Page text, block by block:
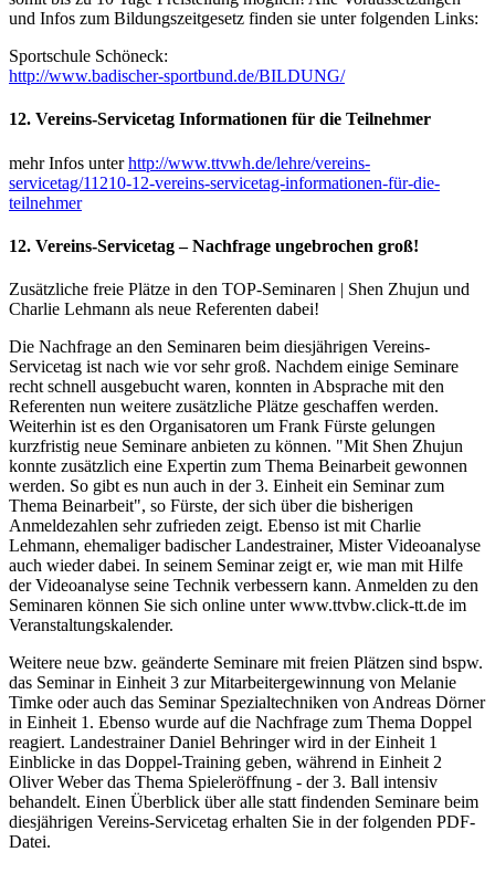
und Infos zum Bildungszeitgesetz finden sie unter folgenden Links:
Sportschule Schöneck:
http://www.badischer-sportbund.de/BILDUNG/
12. Vereins-Servicetag Informationen für die Teilnehmer
mehr Infos unterhttp://www.ttvwh.de/lehre/vereins-
servicetag/11210-12-vereins-servicetag-informationen-für-die-
teilnehmer
12. Vereins-Servicetag – Nachfrage ungebrochen groß!
Zusätzliche freie Plätze in den TOP-Seminaren | Shen Zhujun und
Charlie Lehmann als neue Referenten dabei!
Die Nachfrage an den Seminaren beim diesjährigen Vereins-
Servicetag ist nach wie vor sehr groß. Nachdem einige Seminare
recht schnell ausgebucht waren, konnten in Absprache mit den
Referenten nun weitere zusätzliche Plätze geschaffen werden.
Weiterhin ist es den Organisatoren um Frank Fürste gelungen
kurzfristig neue Seminare anbieten zu können. "Mit Shen Zhujun
konnte zusätzlich eine Expertin zum Thema Beinarbeit gewonnen
werden. So gibt es nun auch in der 3. Einheit ein Seminar zum
Thema Beinarbeit", so Fürste, der sich über die bisherigen
Anmeldezahlen sehr zufrieden zeigt. Ebenso ist mit Charlie
Lehmann, ehemaliger badischer Landestrainer, Mister Videoanalyse
auch wieder dabei. In seinem Seminar zeigt er, wie man mit Hilfe
der Videoanalyse seine Technik verbessern kann. Anmelden zu den
Seminaren können Sie sich online unter www.ttvbw.click-tt.de im
Veranstaltungskalender.
Weitere neue bzw. geänderte Seminare mit freien Plätzen sind bspw.
das Seminar in Einheit 3 zur Mitarbeitergewinnung von Melanie
Timke oder auch das Seminar Spezialtechniken von Andreas Dörner
in Einheit 1. Ebenso wurde auf die Nachfrage zum Thema Doppel
reagiert. Landestrainer Daniel Behringer wird in der Einheit 1
Einblicke in das Doppel-Training geben, während in Einheit 2
Oliver Weber das Thema Spieleröffnung - der 3. Ball intensiv
behandelt. Einen Überblick über alle statt findenden Seminare beim
diesjährigen Vereins-Servicetag erhalten Sie in der folgenden PDF-
Datei.